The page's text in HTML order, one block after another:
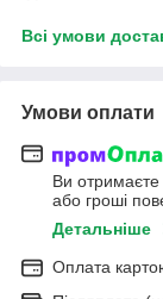
Всі умови
Умови оплати
Ви
або гроші
Детальніше
Оплата